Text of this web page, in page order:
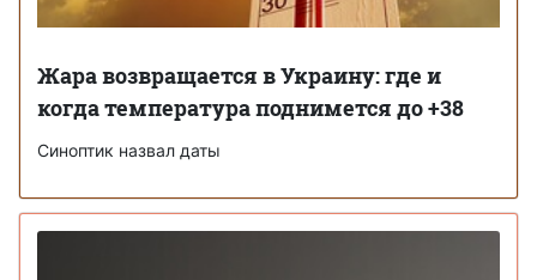
Жара возвращается в Украину: где и
когда температура поднимется до +38
Синоптик назвал даты